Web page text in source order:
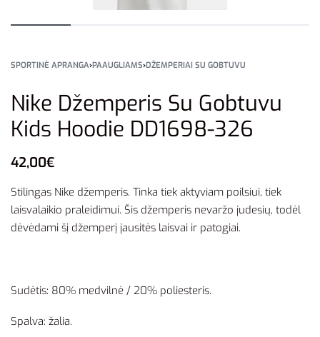
SPORTINĖ APRANGA›PAAUGLIAMS›DŽEMPERIAI SU GOBTUVU
Nike Džemperis Su Gobtuvu
Kids Hoodie DD1698-326
42,00€
Stilingas Nike džemperis. Tinka tiek aktyviam poilsiui, tiek
laisvalaikio praleidimui. Šis džemperis nevaržo judesių, todėl
dėvėdami šį džemperį jausitės laisvai ir patogiai.
Sudėtis: 80% medvilnė / 20% poliesteris.
Spalva: žalia.